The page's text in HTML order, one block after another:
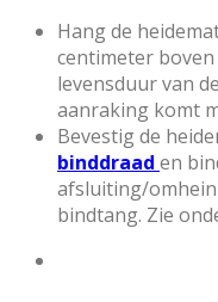
Hang de
centimeter
levensduur van
aanraking komt
Bevestig de
binddraad en
afsluiting/
bindtang. Zie